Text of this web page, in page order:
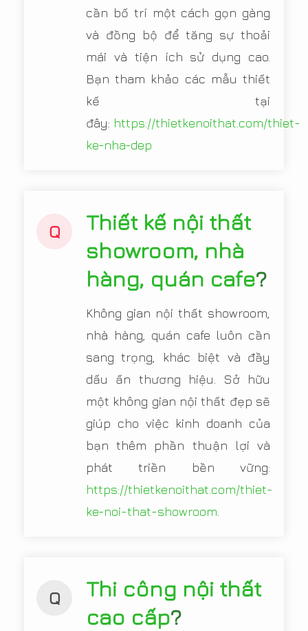
cần bố trí một cách gọn gàng
và đồng bộ để tăng sự thoải
mái và tiện ích sử dụng cao.
Bạn tham khảo các mẫu thiết
kế tại
đây: https://thietkenoithat.com/thiet-
ke-nha-dep
Q
Thiết kế nội thất
showroom, nhà
hàng, quán cafe?
Không gian nội thất showroom,
nhà hàng, quán cafe luôn cần
sang trọng, khác biệt và đầy
dấu ấn thương hiệu. Sở hữu
một không gian nội thất đẹp sẽ
giúp cho việc kinh doanh của
bạn thêm phần thuận lợi và
phát triền bền vững:
https://thietkenoithat.com/thiet-
ke-noi-that-showroom.
Q
Thi công nội thất
cao cấp?